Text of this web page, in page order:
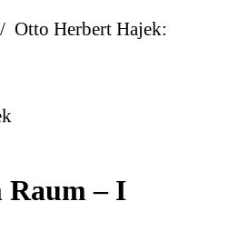
/ Otto Herbert Hajek:
Raum – I